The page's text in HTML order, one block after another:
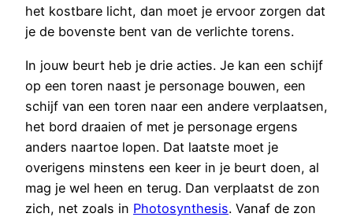
het kostbare licht, dan moet je ervoor zorgen dat
je de bovenste bent van de verlichte torens.
In jouw beurt heb je drie acties. Je kan een schijf
op een toren naast je personage bouwen, een
schijf van een toren naar een andere verplaatsen,
het bord draaien of met je personage ergens
anders naartoe lopen. Dat laatste moet je
overigens minstens een keer in je beurt doen, al
mag je wel heen en terug. Dan verplaatst de zon
zich, net zoals in Photosynthesis. Vanaf de zon